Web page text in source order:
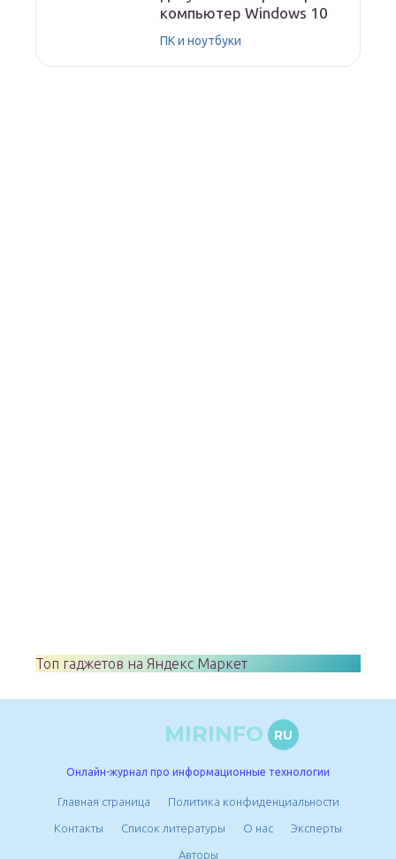
компьютер Windows 10
ПК и ноутбуки
Топ гаджетов на Яндекс Маркет
MIRINFO RU
Онлайн-журнал про информационные технологии
Главная страница Политика конфиденциальности
Контакты Список литературы О нас Эксперты
Авторы